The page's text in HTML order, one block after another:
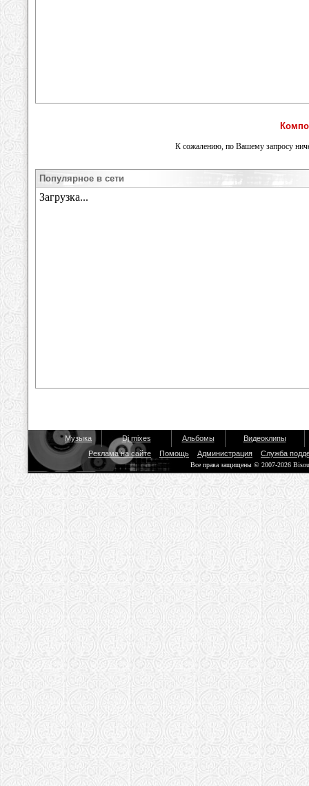
К сожалению, по Вашему запросу
Популярное в сети
Музыка Dj mixes Альбомы
Видеоклипы
Реклама на сайте
Помощь Администрация Служба
Все права защищены © 2007-2026